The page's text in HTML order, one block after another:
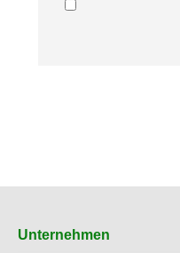
Unternehmen